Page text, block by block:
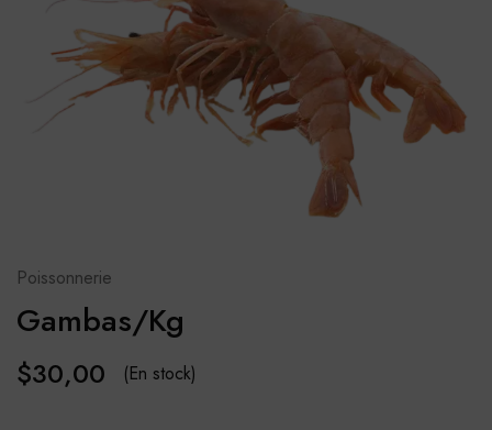
Poissonnerie
Gambas/Kg
$30,00 (En stock)